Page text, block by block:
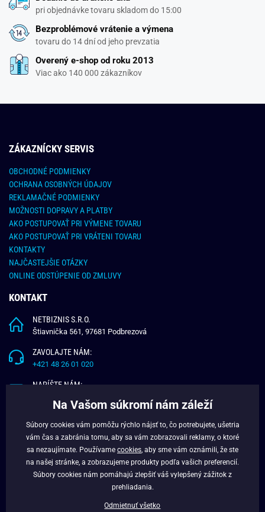
pri objednávke tovaru skladom do 15:00
Bezproblémové vrátenie a výmena
tovaru do 14 dní od jeho prevzatia
Overený e-shop od roku 2013
Viac ako 140 000 zákazníkov
ZÁKAZNÍCKY SERVIS
OBCHODNÉ PODMIENKY
OCHRANA OSOBNÝCH ÚDAJOV
REKLAMAČNÉ PODMIENKY
MOŽNOSTI DOPRAVY A PLATBY
AKO POSTUPOVAŤ PRI VÝMENE TOVARU
AKO POSTUPOVAŤ PRI VRÁTENI TOVARU
KONTAKTY
NAJČASTEJŠIE OTÁZKY
ONLINE ODSTÚPENIE OD ZMLUVY
KONTAKT
NETBIZNIS S.R.O.
Štiavnička 561, 97681 Podbrezová
ZAVOLAJTE NÁM:
+421 48 26 01 020
NAPÍŠTE NÁM:
O NÁS
VERNOSTNÝ PROGRAM
BLOG
Na Vašom súkromí nám záleží
Súbory cookies vám pomôžu rýchlo nájsť to, čo potrebujete, ušetria
vám čas a zabránia tomu, aby sa vám zobrazovali reklamy, o ktoré
sa nezaujímate. Používame cookies , aby sme vám oznámili, že ste
na našej stránke, a zobrazujeme produkty podľa vašich preferencií.
Súbory cookies nám pomáhajú zlepšiť váš vylepšený zážitok z
prehliadania.
Odmietnuť všetko